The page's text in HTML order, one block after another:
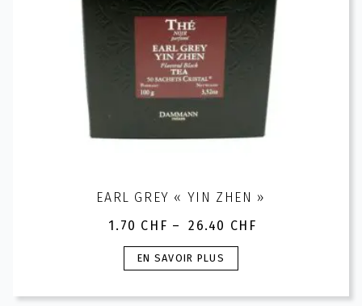
page
produit
EARL GREY « YIN ZHEN »
1.70 CHF – 26.40 CHF
Plage
de
prix :
à
EN SAVOIR PLUS
Ce
produit